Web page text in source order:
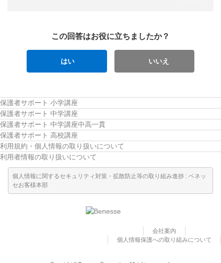
この回答はお役に立ちましたか？
はい いいえ
保護者サポート 小学講座
保護者サポート 中学講座
保護者サポート 中学講座中高一貫
保護者サポート 高校講座
利用規約・個人情報の取り扱いについて
利用者情報の取り扱いについて
個人情報に関するセキュリティ対策・拡散防止等の取り組み進捗 : ベネッ
セお客様本部
会社案内
個人情報保護への取り組みについて